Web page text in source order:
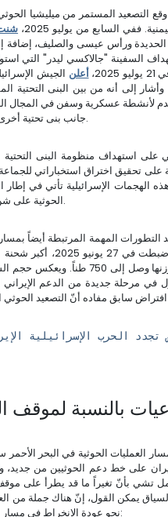
التصعيد المستمر من ميليشيا
ففي السابع من يوليو 2025،
الحديدة ورأس عيسى والصليف،
السفينة "جالاكسي ليدر" التي
أعلن الجيش
إلى أنه من بين البنى التحتية
لأنشطة عسكرية وسفن في المجال
جانب بنى تحتية أخرى تستخدمها الميليشيا الحوثية.
على استهداف منظومة البنى
على تحقيق اختراق استخباراتي
الهجمات الإسرائيلية تأتي في
الحوثية على شن هجماتها وإعادة بناء قدراتها.
التطورات المهمة المرتبطة أيضاً
"المقاومة الوطنية" في الساحل
إيران إلى الحوثيين". وهي الشحنة التي قالت
في مرحلة جديدة من الدعم
الحرب الإسرائيلية
بالنسبة لموقف
العمليات الحوثية في البحر
على خط دعم الحوثيين من جديد،
تشي بأنّ تغيراً ما قد يطرأ على موقف
يمكن القول، إنّ هناك جملة من
نحو عودة الانخراط في مسار التصعيد ضد الميليشيا اليمنية: